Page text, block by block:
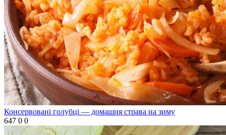
Консервовані голубці — домашня страва на зиму
647 0 0